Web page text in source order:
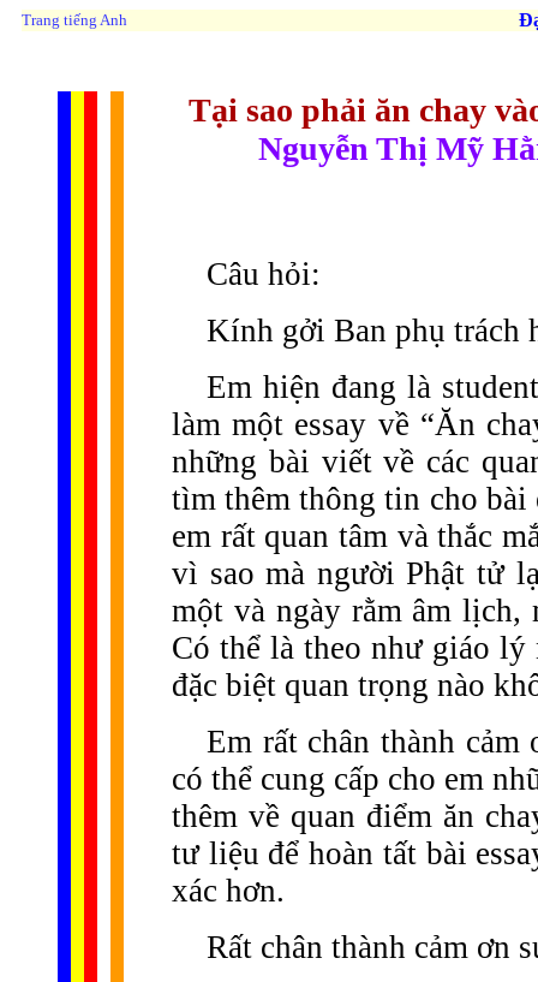
Trang tiếng Anh
Tại sao phải ăn chay
Nguyễn Thị Mỹ
Câu hỏi:
Kính gởi Ban phụ trách
Em hiện đang là
làm một essay về “Ăn
những bài viết về các
tìm thêm thông tin cho bài
em rất quan tâm và thắc
vì sao mà người Phật tử
một và ngày rằm âm lịch,
Có thể là theo như giáo
đặc biệt quan trọng nào
Em rất chân thành
có thể cung cấp cho em
thêm về quan điểm ăn
tư liệu để hoàn tất bài
xác hơn.
Rất chân thành cảm ơn